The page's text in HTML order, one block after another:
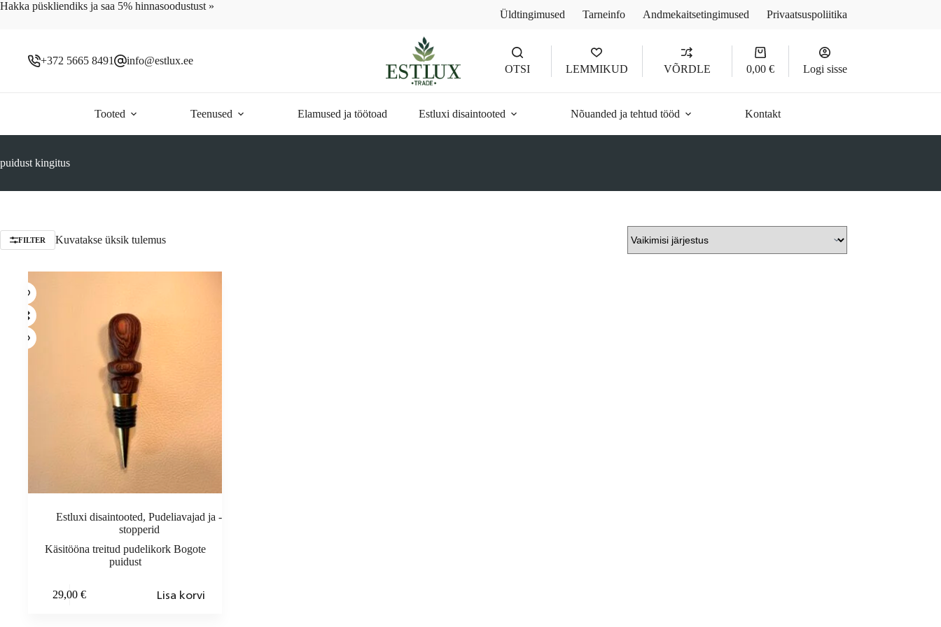
Skip
Hakka püskliendiks ja saa 5% hinnasoodustust »
Üldtingimused Tarneinfo Andmekaitsetingimused Privaatsuspoliitika
+372 5665 8491 info@estlux.ee
OTSI LEMMIKUD VÕRDLE
Ostukorv
0,00 € Logi sisse
Tooted Teenused Elamused ja töötoad Estluxi disaintooted Nõuanded ja tehtud tööd Kontakt
puidust kingitus
FILTER Kuvatakse üksik tulemus
Estluxi disaintooted,Pudeliavajad ja -
stopperid
Käsitööna treitud pudelikork Bogote
puidust
29,00€ Lisa korvi